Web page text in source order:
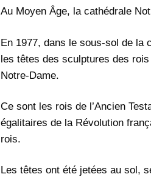
Au Moyen Âge, la cathédrale
En 1977, dans le sous-sol de la
les têtes des sculptures des
Notre-Dame.
Ce sont les rois de l’Ancien
égalitaires de la Révolution
rois.
Les têtes ont été jetées au sol,